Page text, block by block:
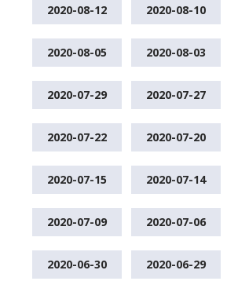
2020-08-12 2020-08-10
2020-08-05 2020-08-03
2020-07-29 2020-07-27
2020-07-22 2020-07-20
2020-07-15 2020-07-14
2020-07-09 2020-07-06
2020-06-30 2020-06-29